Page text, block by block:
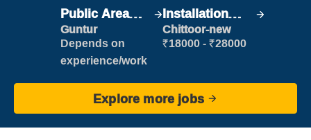
Public Area
Cleaner
Guntur
Depends on
experience/work
Installation
Engineer/
Helper
Chittoor-new
₹18000 - ₹28000
Explore more jobs